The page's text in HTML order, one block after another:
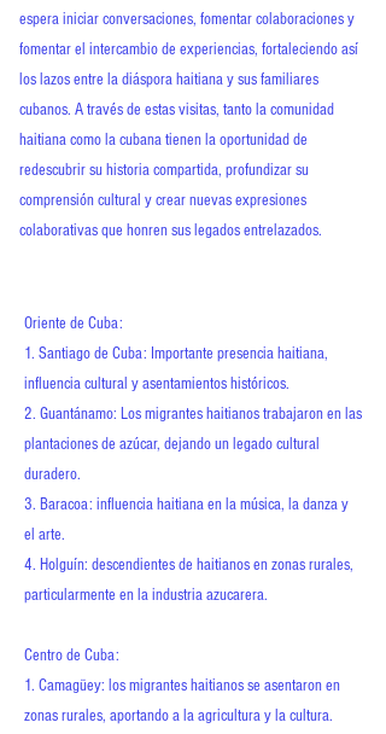
espera iniciar conversaciones, fomentar colaboraciones y
fomentar el intercambio de experiencias, fortaleciendo así
los lazos entre la diáspora haitiana y sus familiares
cubanos. A través de estas visitas, tanto la comunidad
haitiana como la cubana tienen la oportunidad de
redescubrir su historia compartida, profundizar su
comprensión cultural y crear nuevas expresiones
colaborativas que honren sus legados entrelazados.
Oriente de Cuba:
1. Santiago de Cuba: Importante presencia haitiana,
influencia cultural y asentamientos históricos.
2. Guantánamo: Los migrantes haitianos trabajaron en las
plantaciones de azúcar, dejando un legado cultural
duradero.
3. Baracoa: influencia haitiana en la música, la danza y
el arte.
4. Holguín: descendientes de haitianos en zonas rurales,
particularmente en la industria azucarera.
Centro de Cuba:
1. Camagüey: los migrantes haitianos se asentaron en
zonas rurales, aportando a la agricultura y la cultura.